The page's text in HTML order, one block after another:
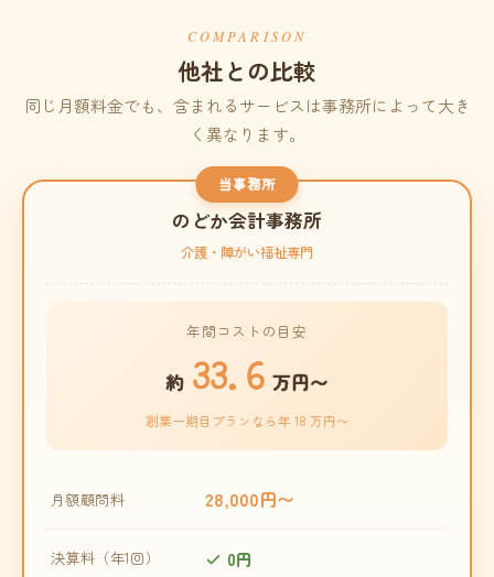
COMPARISON
他社との比較
同じ月額料金でも、含まれるサービスは事務所によって大き
く異なります。
当事務所
のどか会計事務所
介護・障がい福祉専門
年間コストの目安
約 33.6 万円〜
創業一期目プランなら年 18 万円〜
月額顧問料 28,000円〜
決算料（年1回） 0円